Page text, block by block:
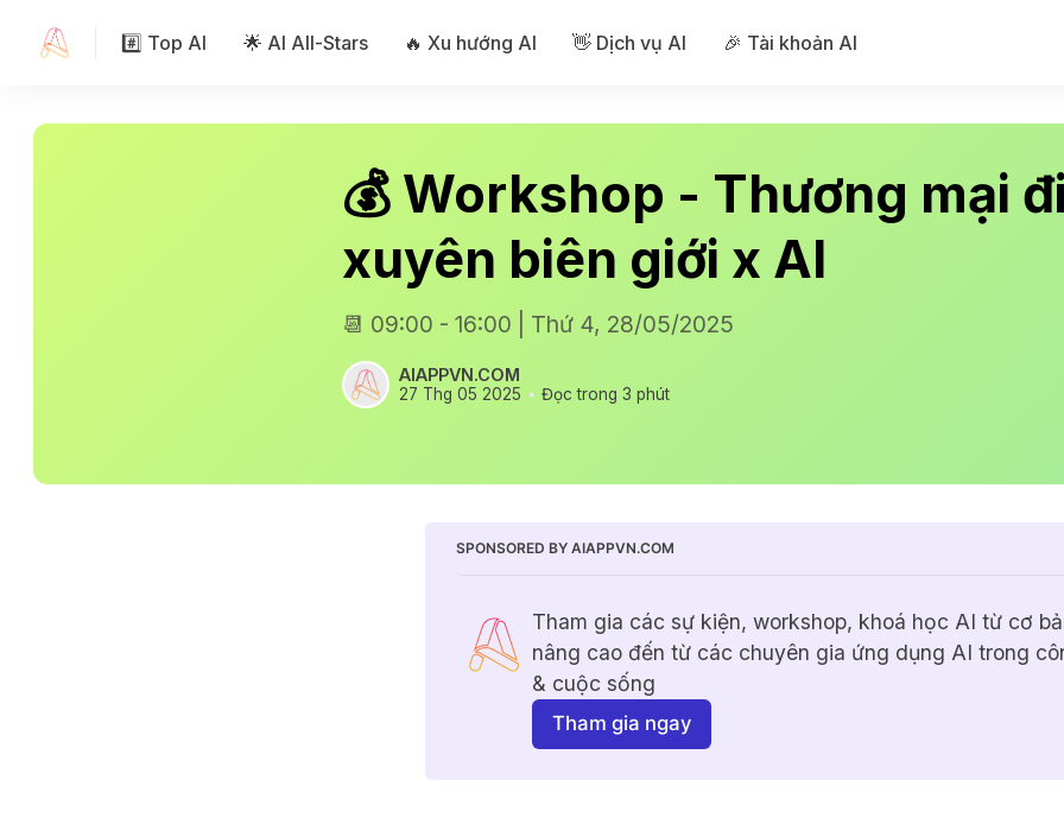
#️⃣ Top AI 🌟 AI All-Stars 🔥 Xu hướng AI 👋 Dịch vụ AI 🎉 Tài khoản AI
💰 Workshop - Thương mại
xuyên biên giới x AI
📆 09:00 - 16:00 | Thứ 4, 28/05/2025
AIAPPVN.COM
27 Thg 05 2025 Đọc trong 3 phút
SPONSORED BY AIAPPVN.COM
Tham gia các sự kiện, workshop, khoá học AI từ cơ
nâng cao đến từ các chuyên gia ứng dụng AI trong
& cuộc sống
Tham gia ngay